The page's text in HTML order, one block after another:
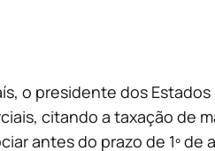
o presidente dos
citando a taxação de
antes do prazo de 1º de